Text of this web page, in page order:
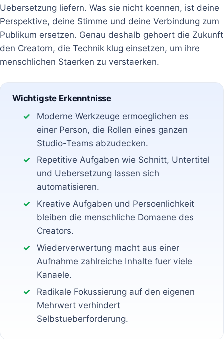
Uebersetzung liefern. Was sie nicht koennen, ist deine
Perspektive, deine Stimme und deine Verbindung zum
Publikum ersetzen. Genau deshalb gehoert die Zukunft
den Creatorn, die Technik klug einsetzen, um ihre
menschlichen Staerken zu verstaerken.
Wichtigste Erkenntnisse
Moderne Werkzeuge ermoeglichen es
einer Person, die Rollen eines ganzen
Studio-Teams abzudecken.
Repetitive Aufgaben wie Schnitt, Untertitel
und Uebersetzung lassen sich
automatisieren.
Kreative Aufgaben und Persoenlichkeit
bleiben die menschliche Domaene des
Creators.
Wiederverwertung macht aus einer
Aufnahme zahlreiche Inhalte fuer viele
Kanaele.
Radikale Fokussierung auf den eigenen
Mehrwert verhindert
Selbstueberforderung.